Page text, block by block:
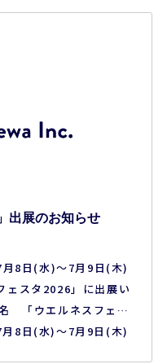
出展のお知らせ
8日(水)～7月9日(木)
ェスタ2026」に出展い
「ウエルネスフェス
日(水)～7月9日(木)